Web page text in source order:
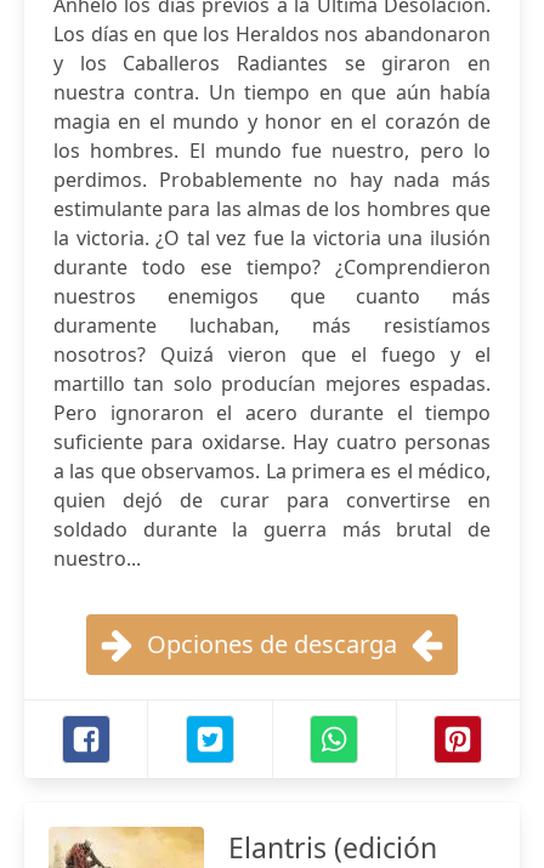
Los días en que los Heraldos nos abandonaron
y los Caballeros Radiantes se giraron en
nuestra contra. Un tiempo en que aún había
magia en el mundo y honor en el corazón de
los hombres. El mundo fue nuestro, pero lo
perdimos. Probablemente no hay nada más
estimulante para las almas de los hombres que
la victoria. ¿O tal vez fue la victoria una ilusión
durante todo ese tiempo? ¿Comprendieron
nuestros enemigos que cuanto más
duramente luchaban, más resistíamos
nosotros? Quizá vieron que el fuego y el
martillo tan solo producían mejores espadas.
Pero ignoraron el acero durante el tiempo
suficiente para oxidarse. Hay cuatro personas
a las que observamos. La primera es el médico,
quien dejó de curar para convertirse en
soldado durante la guerra más brutal de
nuestro...
Opciones de descarga
Elantris (edición